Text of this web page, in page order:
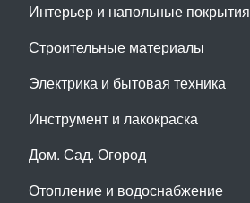
Интерьер и напольные покрытия
Строительные материалы
Электрика и бытовая техника
Инструмент и лакокраска
Дом. Сад. Огород
Отопление и водоснабжение